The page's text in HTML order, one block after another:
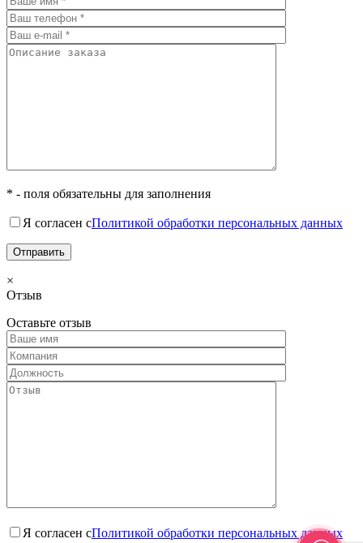
* - поля обязательны для заполнения
Я согласен сПолитикой обработки персональных данных
×
Отзыв
Оставьте отзыв
Я согласен сПолитикой обработки персональных данных